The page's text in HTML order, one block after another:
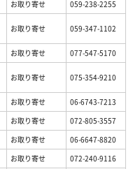
お取り寄せ 059-238-2255
お取り寄せ 059-347-1102
お取り寄せ 077-547-5170
お取り寄せ 075-354-9210
お取り寄せ
06-6743-7213
お取り寄せ
072-805-3557
お取り寄せ
06-6647-8820
お取り寄せ
072-240-9116